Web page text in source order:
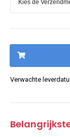
Verwachte